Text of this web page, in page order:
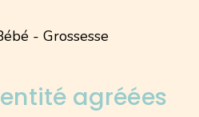
- Grossesse
agréées